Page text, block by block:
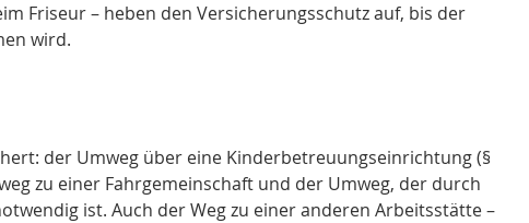
Friseur – heben den Versicherungsschutz auf, bis der
wird.
der Umweg über eine Kinderbetreuungseinrichtung (§
zu einer Fahrgemeinschaft und der Umweg, der durch
ist. Auch der Weg zu einer anderen Arbeitsstätte –